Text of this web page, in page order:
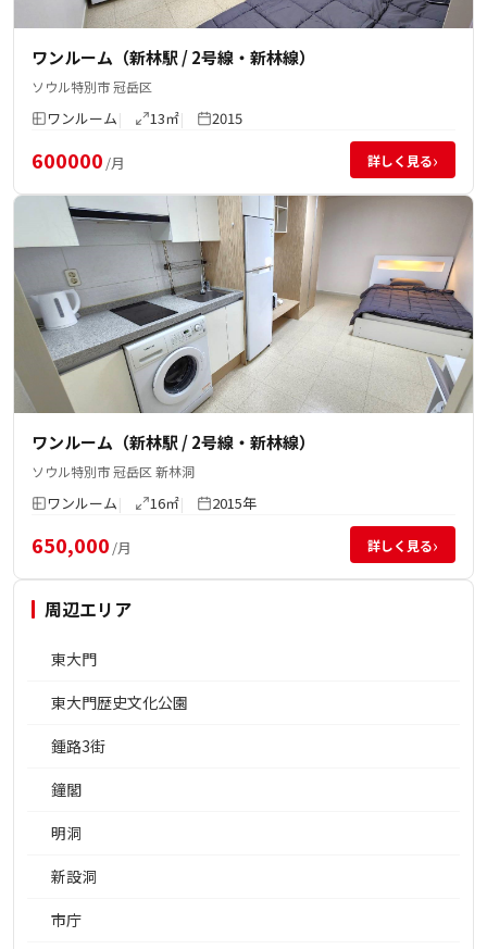
ワンルーム（新林駅 / 2号線・新林線）
ソウル特別市 冠岳区
ワンルーム 13㎡ 2015
600000 /月 詳しく見る›
ワンルーム（新林駅 / 2号線・新林線）
ソウル特別市 冠岳区 新林洞
ワンルーム 16㎡ 2015年
650,000 /月 詳しく見る›
周辺エリア
東大門
東大門歴史文化公園
鍾路3街
鐘閣
明洞
新設洞
市庁